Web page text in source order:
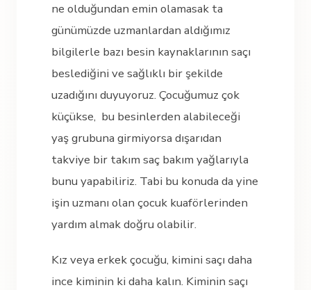
ne olduğundan emin olamasak ta
günümüzde uzmanlardan aldığımız
bilgilerle bazı besin kaynaklarının saçı
beslediğini ve sağlıklı bir şekilde
uzadığını duyuyoruz. Çocuğumuz çok
küçükse, bu besinlerden alabileceği
yaş grubuna girmiyorsa dışarıdan
takviye bir takım saç bakım yağlarıyla
bunu yapabiliriz. Tabi bu konuda da yine
işin uzmanı olan çocuk kuaförlerinden
yardım almak doğru olabilir.
Kız veya erkek çocuğu, kimini saçı daha
ince kiminin ki daha kalın. Kiminin saçı